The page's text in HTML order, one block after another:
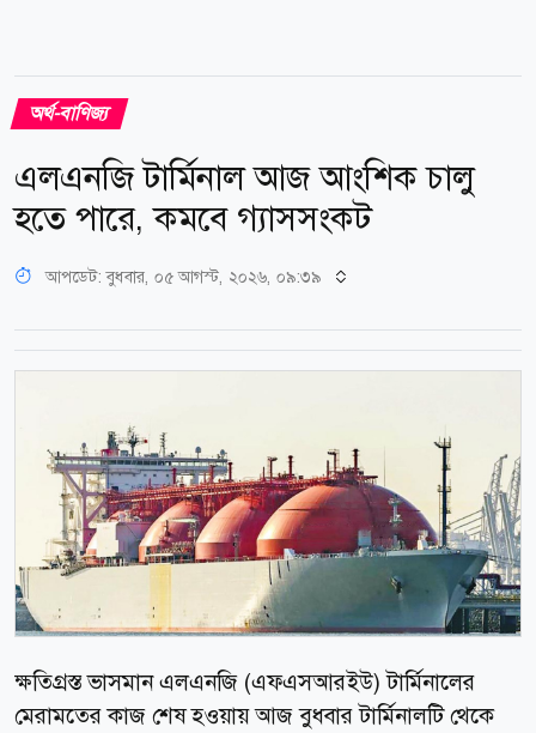
অর্থ-বাণিজ্য
এলএনজি টার্মিনাল আজ আংশিক চালু
হতে পারে, কমবে গ্যাসসংকট
আপডেট: বুধবার, ০৫ আগস্ট, ২০২৬, ০৯:৩৯
ক্ষতিগ্রস্ত ভাসমান এলএনজি (এফএসআরইউ) টার্মিনালের
মেরামতের কাজ শেষ হওয়ায় আজ বুধবার টার্মিনালটি থেকে